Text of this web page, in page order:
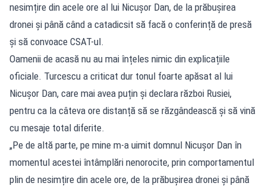
nesimțire din acele ore al lui Nicușor Dan, de la prăbușirea
dronei și până când a catadicsit să facă o conferință de presă
și să convoace CSAT-ul.
Oamenii de acasă nu au mai înțeles nimic din explicațiile
oficiale. Turcescu a criticat dur tonul foarte apăsat al lui
Nicușor Dan, care mai avea puțin și declara război Rusiei,
pentru ca la câteva ore distanță să se răzgândească și să vină
cu mesaje total diferite.
„Pe de altă parte, pe mine m-a uimit domnul Nicușor Dan în
momentul acestei întâmplări nenorocite, prin comportamentul
plin de nesimțire din acele ore, de la prăbușirea dronei și până